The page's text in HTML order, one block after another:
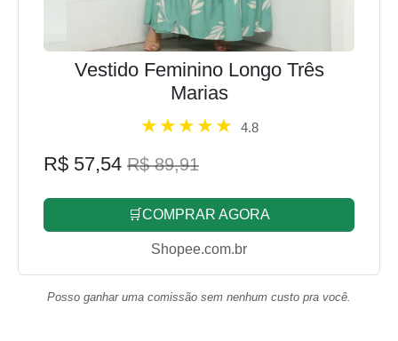
Vestido Feminino Longo Três
Marias
4.8
R$ 57,54 R$ 89,91
🛒COMPRAR AGORA
Shopee.com.br
Posso ganhar uma comissão sem nenhum custo pra você.